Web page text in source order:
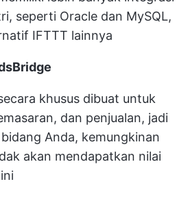
seperti Oracle dan MySQL,
IFTTT lainnya
khusus dibuat untuk
dan penjualan, jadi
Anda, kemungkinan
akan mendapatkan nilai